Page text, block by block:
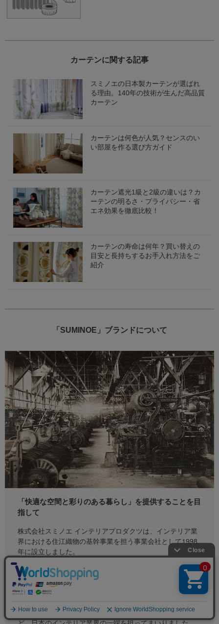
カーテンに関する記事
スミノエの日本製カーテンが選ばれ
る理由。140年の技術が生んだ高品質
カーテン
カーテンは何色が人気？センスのい
い部屋を作る選び方ガイド
カーテン遮光1級と2級の違いは？カ
ーテンの明るさ・プライバシー・省
エネ効果を徹底比較！
カーテンの寿命は何年？買い替えの
目安と長持ちするお手入れ方法をご
紹介
「SUMINOE」ブランドについて
「快適な空間と彩りのある暮らし」を提供することを目
指して
株式会社スミノエ インテリアプロダクツは、インテリア業
界における住江織物の基幹事業を担う事業会社として1998
年に設立しました。
SUMINOEグループは1883年に創業したインテリアのパイ
オニアメーカーです。
創業140年を超える歴史のなかで、人々に「快適な空間と彩
タフテッドカーペットやタイルカーペットを製造するな